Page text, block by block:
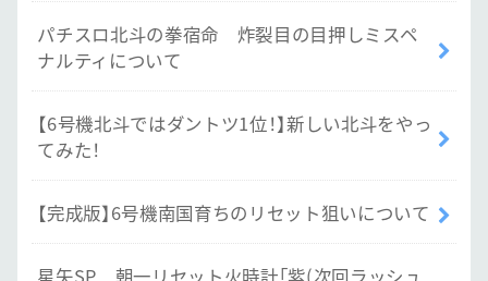
パチスロ北斗の拳宿命 炸裂目の目押しミスペ
ナルティについて
【6号機北斗ではダントツ1位！】新しい北斗をやっ
てみた！
【完成版】6号機南国育ちのリセット狙いについて
星矢SP 朝一リセット火時計「紫(次回ラッシュ